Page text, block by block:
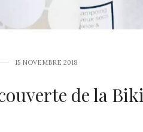
15 NOVEMBRE 2018
de la